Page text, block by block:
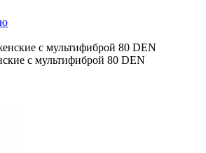
с мультифиброй 80 DEN